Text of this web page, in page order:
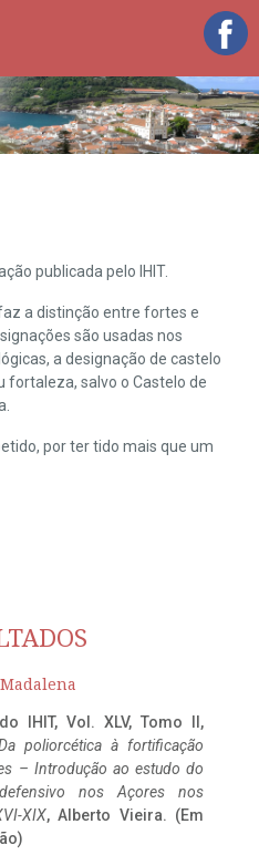
publicada pelo IHIT.
a distinção entre fortes e
são usadas nos
a designação de castelo
fortaleza, salvo o Castelo de
por ter tido mais que um
IHIT, Vol. XLV, Tomo II,
poliorcética à fortificação
– Introdução ao estudo do
nos Açores nos
XIX, Alberto Vieira. (Em